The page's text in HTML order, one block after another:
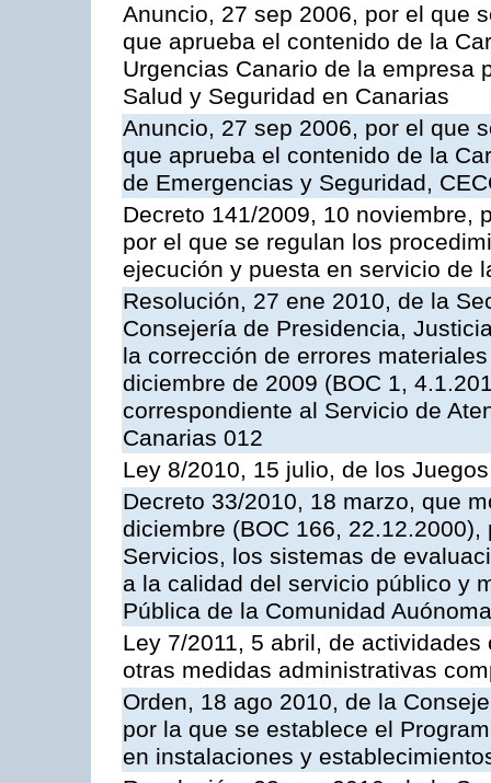
Anuncio, 27 sep 2006, por el que
que aprueba el contenido de la
Urgencias Canario de la empresa
Salud y Seguridad en Canarias
Anuncio, 27 sep 2006, por el que
que aprueba el contenido de la
de Emergencias y Seguridad,
Decreto 141/2009, 10 noviembre,
por el que se regulan los
ejecución y puesta en servicio de
Resolución, 27 ene 2010, de la
Consejería de Presidencia,
la corrección de errores
diciembre de 2009 (BOC 1,
correspondiente al Servicio de
Canarias 012
Ley 8/2010, 15 julio, de los
Decreto 33/2010, 18 marzo, que
diciembre (BOC 166,
Servicios, los sistemas de
a la calidad del servicio público y
Pública de la Comunidad
Ley 7/2011, 5 abril, de
otras medidas administrativas
Orden, 18 ago 2010, de la
por la que se establece el
en instalaciones y